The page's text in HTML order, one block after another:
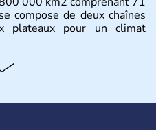
compose de deux chaînes
plateaux pour un climat
vers l'Ouest. Ces tribus